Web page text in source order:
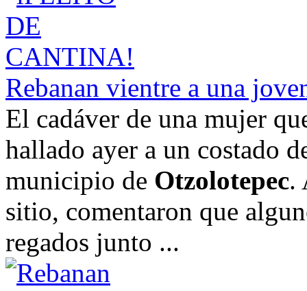
Rebanan vientre a una
El cadáver de una mujer
hallado ayer a un costado
municipio de Otzolotepec.
sitio, comentaron que
regados junto ...